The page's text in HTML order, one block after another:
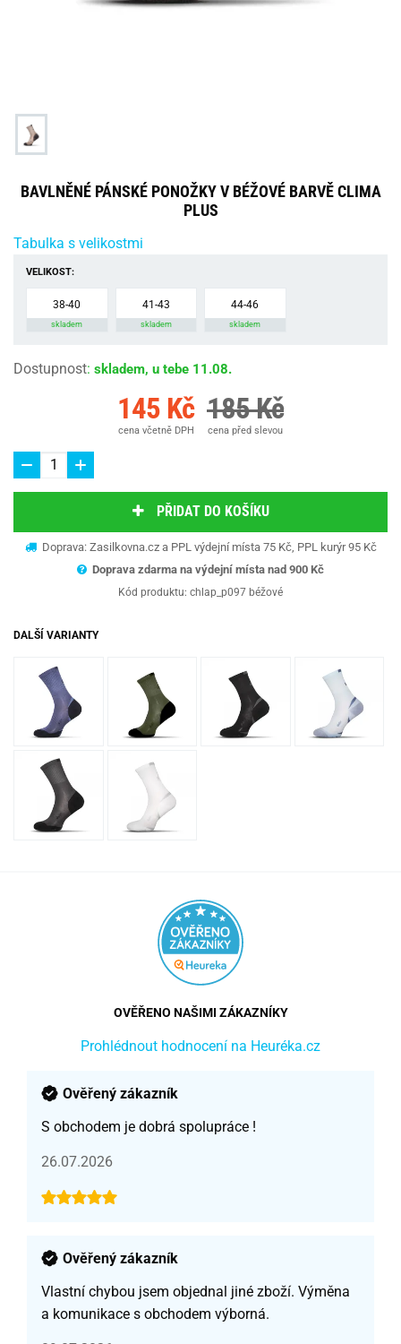
BAVLNĚNÉ PÁNSKÉ PONOŽKY V BÉŽOVÉ BARVĚ CLIMA
PLUS
Tabulka s velikostmi
VELIKOST:
38-40
skladem
41-43
skladem
44-46
skladem
Dostupnost: skladem, u tebe 11.08.
145 Kč
cena včetně DPH
185 Kč
cena před slevou
PŘIDAT DO KOŠÍKU
Doprava: Zasilkovna.cz a PPL výdejní místa 75 Kč, PPL kurýr 95 Kč
Doprava zdarma na výdejní místa nad 900 Kč
Kód produktu: chlap_p097 béžové
DALŠÍ VARIANTY
OVĚŘENO NAŠIMI ZÁKAZNÍKY
Prohlédnout hodnocení na Heuréka.cz
Ověřený zákazník
S obchodem je dobrá spolupráce !
26.07.2026
Ověřený zákazník
Vlastní chybou jsem objednal jiné zboží. Výměna
a komunikace s obchodem výborná.